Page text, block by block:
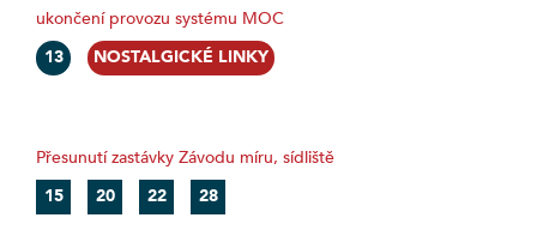
ukončení provozu systému MOC
13
NOSTALGICKÉ LINKY
Přesunutí zastávky Závodu míru, sídliště
15
20 22 28